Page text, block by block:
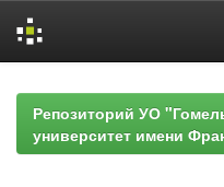
navigationРепозиторий УО
университет имени